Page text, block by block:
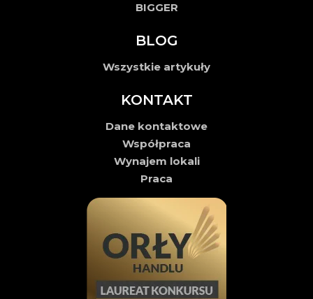
BIGGER
BLOG
Wszystkie artykuły
KONTAKT
Dane kontaktowe
Współpraca
Wynajem lokali
Praca